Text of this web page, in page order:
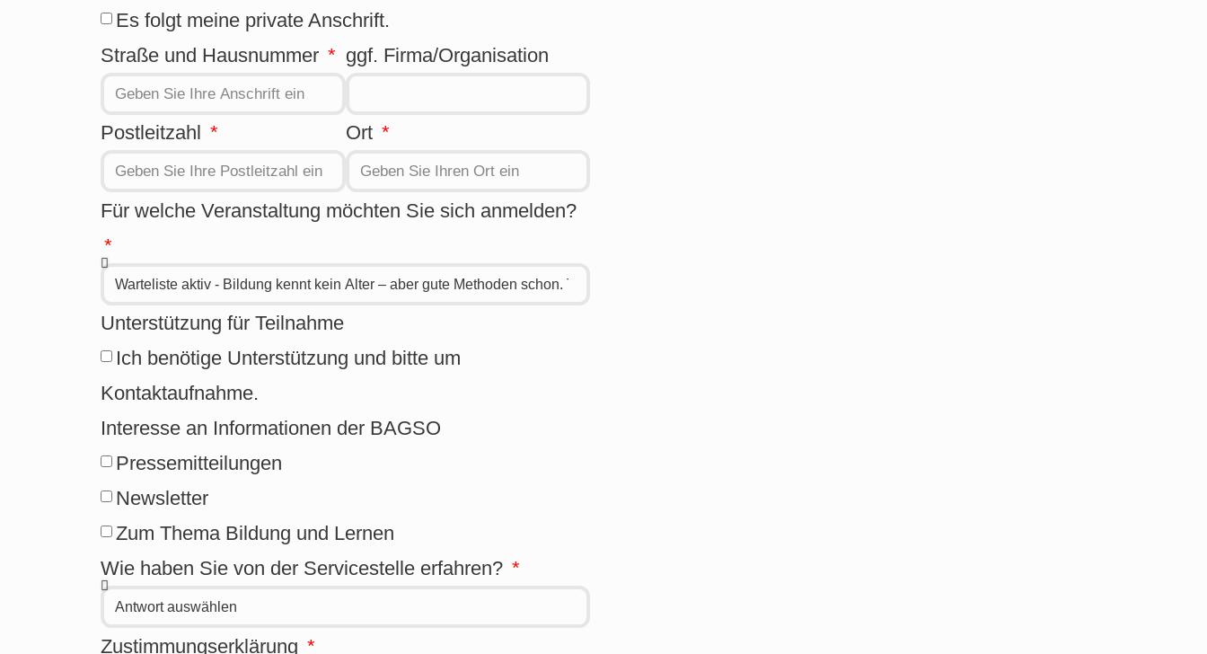
Es folgt meine private Anschrift.
Straße und Hausnummer
ggf. Firma/Organisation
Postleitzahl Ort
Für welche Veranstaltung möchten Sie sich anmelden?
Unterstützung für Teilnahme
Ich benötige Unterstützung und bitte um
Kontaktaufnahme.
Interesse an Informationen der BAGSO
Pressemitteilungen
Newsletter
Zum Thema Bildung und Lernen
Wie haben Sie von der Servicestelle erfahren?
Zustimmungserklärung